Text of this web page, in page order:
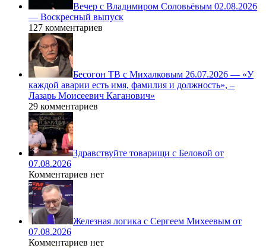
Вечер с Владимиром Соловьёвым 02.08.2026
— Воскресный выпуск
127 комментариев
Бесогон ТВ с Михалковым 26.07.2026 — «У
каждой аварии есть имя, фамилия и должность», –
Лазарь Моисеевич Каганович»
29 комментариев
Здравствуйте товарищи с Беловой от
07.08.2026
Комментариев нет
Железная логика с Сергеем Михеевым от
07.08.2026
Комментариев нет